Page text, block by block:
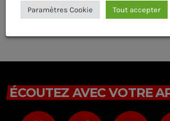
Vous devez être connecté pour ajouter un
ÉCOUTEZ AVEC VOTRE
Paramètres Cookie Tout accepter